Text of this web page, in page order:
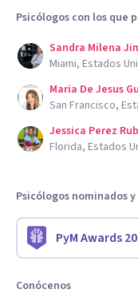
Psicólogos con los que
Sandra Milena
Miami, Estados
Maria De Jesus
San Francisco,
Jessica Perez
Florida, Estados
Psicólogos nominados
PyM Awards
Conócenos